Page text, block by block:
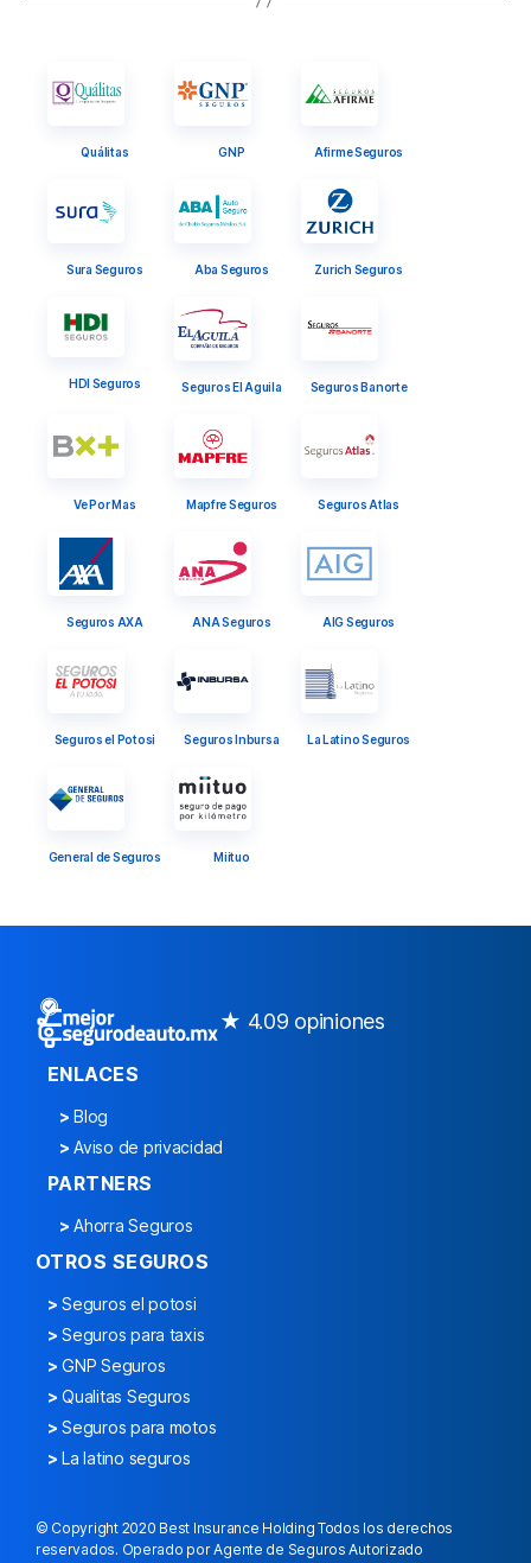
Quálitas GNP Afirme Seguros
Sura Seguros Aba Seguros Zurich Seguros
HDI Seguros Seguros El Aguila Seguros Banorte
Ve Por Mas Mapfre Seguros Seguros Atlas
Seguros AXA ANA Seguros AIG Seguros
Seguros el Potosi Seguros Inbursa La Latino Seguros
General de Seguros Miituo
★ 4.09 opiniones
ENLACES
> Blog
> Aviso de privacidad
PARTNERS
> Ahorra Seguros
OTROS SEGUROS
> Seguros el potosi
> Seguros para taxis
> GNP Seguros
> Qualitas Seguros
> Seguros para motos
> La latino seguros
© Copyright 2020 Best Insurance Holding Todos los derechos
reservados. Operado por Agente de Seguros Autorizado